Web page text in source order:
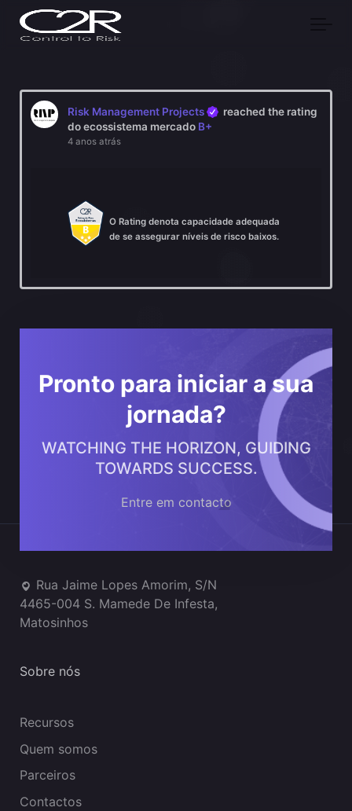
Skip to main content
Risk Management Projects
reached the rating
do ecossistema mercado B+
4 anos atrás
O Rating denota capacidade adequada
de se assegurar níveis de risco baixos.
Pronto para iniciar a sua
jornada?
WATCHING THE HORIZON, GUIDING
TOWARDS SUCCESS.
Entre em contacto
Rua Jaime Lopes Amorim, S/N
4465-004 S. Mamede De Infesta,
Matosinhos
Sobre nós
Recursos
Quem somos
Parceiros
Contactos